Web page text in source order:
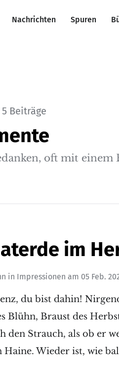
Nachrichten Spuren
5 Beiträge
oft mit einem
im
in Impressionen am 05 Feb.
du bist dahin!
Blühn, Braust des
den Strauch, als ob er
Haine. Wieder ist, wie